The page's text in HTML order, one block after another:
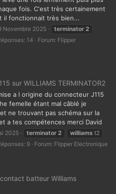
fois. C'est très certainement
il fonctionnait très bien...
Novembre 2025 terminator 2
14 Forum: Flipper
sur WILLIAMS TERMINATOR2
a l origine du connecteur J115
femelle étant mal câblé je
ne trouvant pas schéma sur la
a tes compétences merci David
2025 terminator 2 williams t2
9 Forum: Flipper Electronique
batteur Williams